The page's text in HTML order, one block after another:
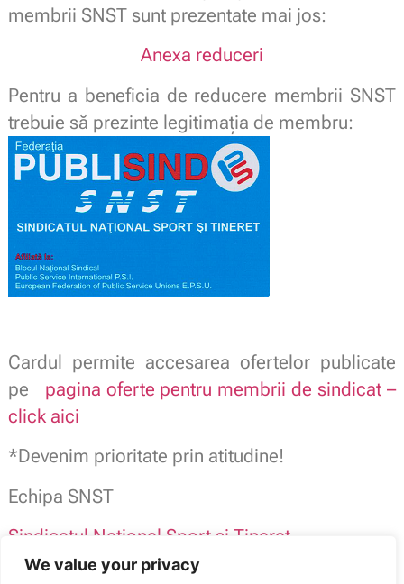
We value your privacy
membrii SNST sunt prezentate mai jos:
Anexa reduceri
Pentru a beneficia de reducere membrii SNST
trebuie să prezinte legitimaţia de membru:
Cardul permite accesarea ofertelor publicate
pe pagina oferte pentru membrii de sindicat –
click aici
*Devenim prioritate prin atitudine!
Echipa SNST
Sindicatul National Sport si Tineret
AfiliatPublisind